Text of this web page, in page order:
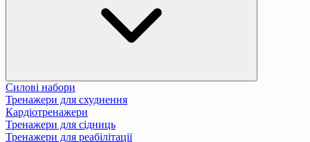
Силові набори
Тренажери для схуднення
Кардіотренажери
Тренажери для сідниць
Тренажери для реабілітації